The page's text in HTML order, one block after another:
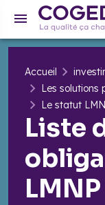
Accueil
investir
Les solutions
Le statut
Liste
LMNP